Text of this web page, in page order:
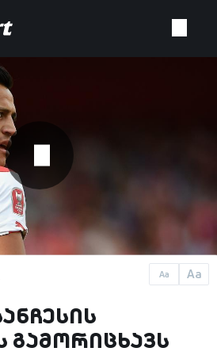
Aa Aa
გამორიცხავს